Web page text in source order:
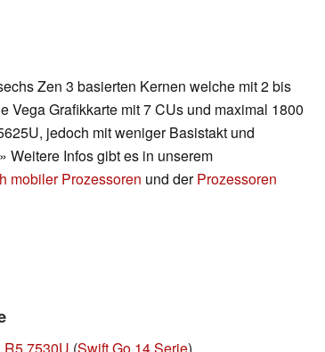
Zen 3 basierten Kernen welche mit 2 bis
Vega Grafikkarte mit 7 CUs und maximal 1800
jedoch mit weniger Basistakt und
Weitere Infos gibt es in unserem
mobiler Prozessoren und derProzessoren